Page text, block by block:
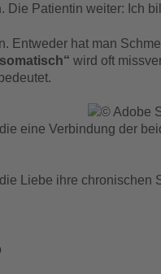
. Die Patientin weiter: Ich
Entweder hat man
wird oft
eine Verbindung der
Liebe ihre